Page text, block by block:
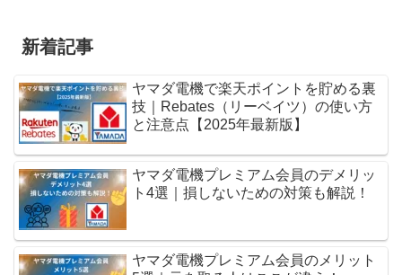
新着記事
ヤマダ電機で楽天ポイントを貯める裏
技｜Rebates（リーベイツ）の使い方
と注意点【2025年最新版】
ヤマダ電機プレミアム会員のデメリッ
ト4選｜損しないための対策も解説！
ヤマダ電機プレミアム会員のメリット